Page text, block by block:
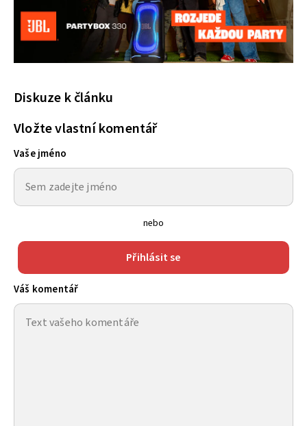
Diskuze k článku
Vložte vlastní komentář
Vaše jméno
nebo
Přihlásit se
Váš komentář